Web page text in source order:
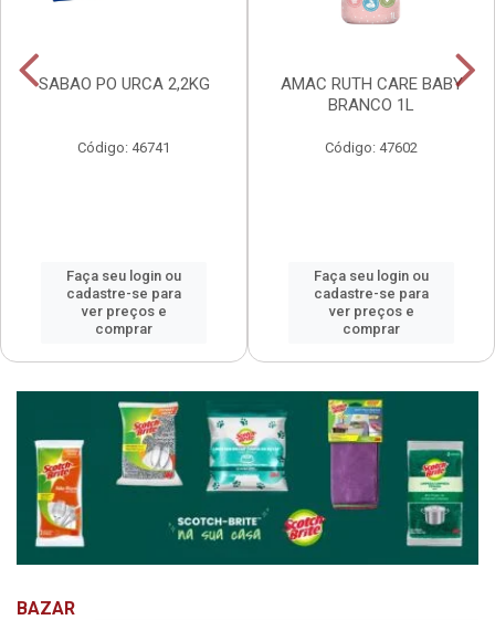
SABAO PO URCA 2,2KG
Código: 46741
Faça seu login ou
cadastre-se para
ver preços e
comprar
AMAC RUTH CARE BABY
BRANCO 1L
Código: 47602
Faça seu login ou
cadastre-se para
ver preços e
comprar
BAZAR